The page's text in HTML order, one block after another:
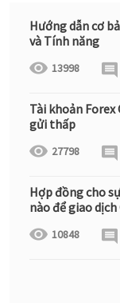
Hướng dẫn cơ
và Tính năng
13998
Tài khoản
gửi thấp
27798
Hợp đồng cho
nào để giao dịch
10848